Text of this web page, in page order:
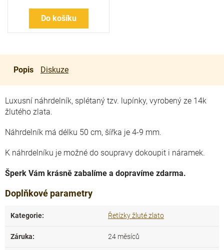
Do košíku
Popis Diskuze
Luxusní náhrdelník, splétaný tzv. lupínky, vyrobený ze 14k
žlutého zlata.
Náhrdelník má délku 50 cm, šířka je 4-9 mm.
K náhrdelníku je možné do soupravy dokoupit i náramek.
Šperk Vám krásně zabalíme a dopravíme zdarma.
Doplňkové parametry
Kategorie: Řetízky žluté zlato
Záruka: 24 měsíců